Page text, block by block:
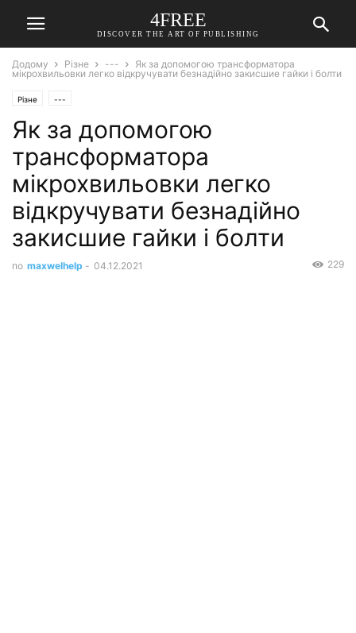
4FREE
DISCOVER THE ART OF PUBLISHING
Додому Різне ---
Як за допомогою трансформатора
мікрохвильовки легко відкручувати безнадійно закисшие гайки і болти
Різне ---
Як за допомогою
трансформатора
мікрохвильовки легко
відкручувати безнадійно
закисшие гайки і болти
по maxwelhelp - 04.12.2021 229